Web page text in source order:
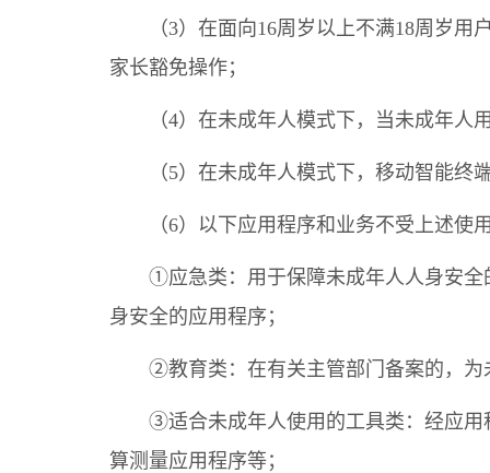
（3）在面向16周岁以上不满18周岁
家长豁免操作；
（4）在未成年人模式下，当未成年
（5）在未成年人模式下，移动智能
（6）以下应用程序和业务不受上述使
①应急类：用于保障未成年人人身安全
身安全的应用程序；
②教育类：在有关主管部门备案的，
③适合未成年人使用的工具类：经应用
算测量应用程序等；